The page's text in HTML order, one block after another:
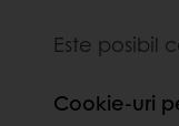
Este posibil
Cookie-uri